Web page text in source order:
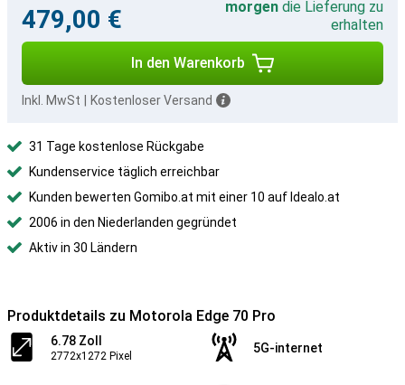
479,00 €
morgen die Lieferung zu
erhalten
In den Warenkorb
Inkl. MwSt Kostenloser Versand
31 Tage kostenlose Rückgabe
Kundenservice täglich erreichbar
Kunden bewerten Gomibo.at mit einer 10 auf Idealo.at
2006 in den Niederlanden gegründet
Aktiv in 30 Ländern
Produktdetails zu Motorola Edge 70 Pro
6.78 Zoll
2772x1272 Pixel
5G-internet